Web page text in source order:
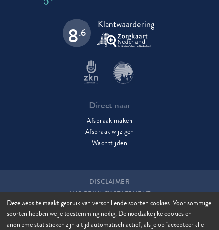
8.6
Direct naar
Afspraak maken
Afspraak wijzigen
Wachttijden
DISCLAIMER
AVG PRIVACY STATEMENT
COOKIES
COOKIE MANAGER
Deze website maakt gebruik van verschillende soorten cookies. Voor sommige
soorten hebben we je toestemming nodig. De noodzakelijke cookies en
anonieme statistieken zijn altijd automatisch actief; als je op "accepteer alle